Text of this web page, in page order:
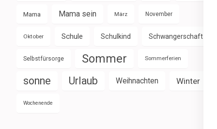
Mama Mama sein März November
Oktober Schule Schulkind Schwangerschaft
Selbstfürsorge Sommer Sommerferien
sonne Urlaub Weihnachten Winter
Wochenende